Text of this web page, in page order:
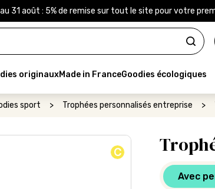
31 août : 5% de remise sur tout le site pour votre
originauxMade in FranceGoodies écologiques
sport > Trophées personnalisés entreprise >
C
Avec